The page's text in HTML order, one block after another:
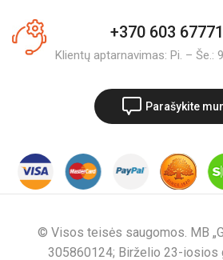
+370 603 67771
Klientų aptarnavimas: Pi. – Še.:
Parašykite
© Visos teisės saugomos. MB
305860124; Birželio 23-iosios